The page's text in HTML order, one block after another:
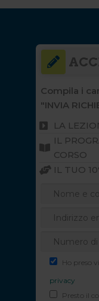
Compila i
"INVIA
LA
IL
CORSO
IL TUO
Ho preso
privacy
Presto il